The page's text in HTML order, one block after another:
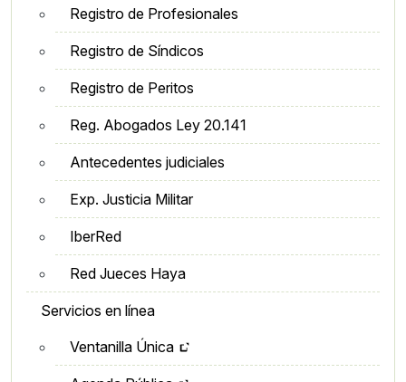
Registro de Profesionales
Registro de Síndicos
Registro de Peritos
Reg. Abogados Ley 20.141
Antecedentes judiciales
Exp. Justicia Militar
IberRed
Red Jueces Haya
Servicios en línea
Ventanilla Única